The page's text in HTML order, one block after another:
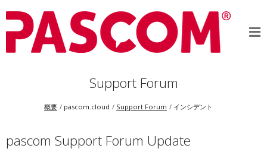
Support Forum
概要 pascom.cloud Support Forum インシデント
pascom Support Forum Update